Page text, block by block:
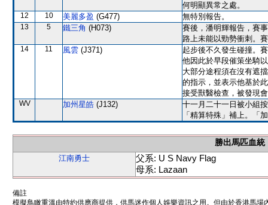
何明顯異常之處。
12 10 美麗多盈 (G477) 無特別報告。
13 5 鐵三角 (H073)
賽後，潘明輝報告，賽
路上未能以勁勢衝刺。
14 11 風雲 (J371)
起步後不久發生碰撞。
他因此於早段催策坐騎
大部分途程須在沒有遮
的指示，並表示他基於
接受獸醫檢查，被發現
WV 加州星皓 (J132)
十一月二十一日被小組
「精算特殊」補上。「
勝出馬匹血統
江南勇士
父系: U S Navy Flag
母系: Lazaan
備註
模擬鳥瞰重溫由特約供應商提供，供馬迷作個人娛樂資訊之用。但由於香港馬